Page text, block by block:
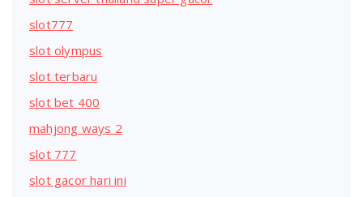
slot777
slot olympus
slot terbaru
slot bet 400
mahjong ways 2
slot 777
slot gacor hari ini